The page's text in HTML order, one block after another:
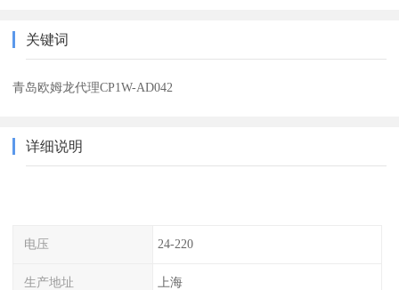
关键词
青岛欧姆龙代理CP1W-AD042
详细说明
电压 24-220
生产地址 上海